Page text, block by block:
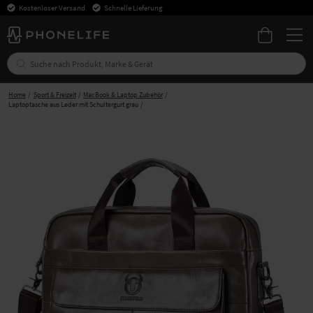
Kostenloser Versand Schnelle Lieferung
Home Sport & Freizeit
MacBook & Laptop Zubehör
Laptoptasche aus Leder mit Schultergurt grau